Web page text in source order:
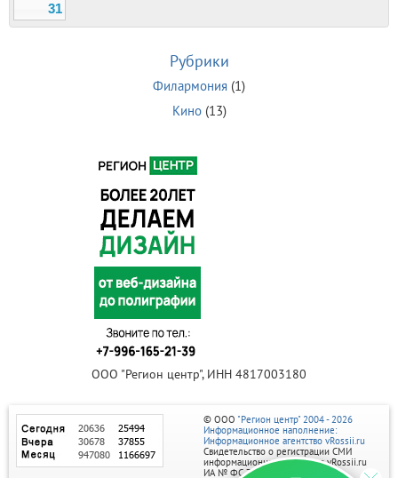
31
Рубрики
Филармония (1)
Кино(13)
ООО "Регион центр", ИНН 4817003180
© ООО "Регион центр" 2004 - 2026
Информационное наполнение:
Информационное агентство vRossii.ru
Свидетельство о регистрации СМИ
информационного агентства vRossii.ru
ИА № ФС 77‑35502